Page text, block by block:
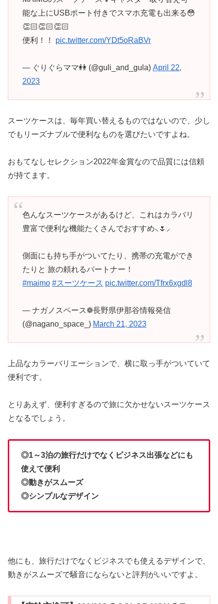
能な上にUSBポート付きでスマホ充電も出来る😳
👏🏻👏🏻👏🏻
便利！！ pic.twitter.com/YDt5oRaBVr
— ぐりぐらママ👭 (@guli_and_gula) April 22,
2023
スーツケースは、毎年買い替えるものではないので、少し
でもリーズナブルで便利なものを選びたいですよね。
おもてなしセレクション2022年金賞なので品質には信頼
が持てます。
色んなスーツケースがあるけど、これはカラバリ
豊富で便利な機能たくさんでおすすめ⸜🌷︎⸝‍
側面にも持ち手がついてたり、携帯の充電ができ
たりと 旅の頼れるパートナー！
#maimo #スーツケース pic.twitter.com/Tfrx6xgdl8
— ナガノスペース❁長野県伊那谷情報発信
(@nagano_space_) March 21, 2023
上品なカラーバリエーションで、横に取っ手がついていて
便利です。
とりあえず、便利すぎるので旅に欠かせないスーツケース
となるでしょう。
◎1～3泊の旅行だけでなくビジネス出張などにも
使えて便利
◎動きがスムーズ
◎シンプルなデザイン
他にも、旅行だけでなくビジネスでも使えるデザインで、
動きがスムーズで騒音にならないと評判がいいですよ。